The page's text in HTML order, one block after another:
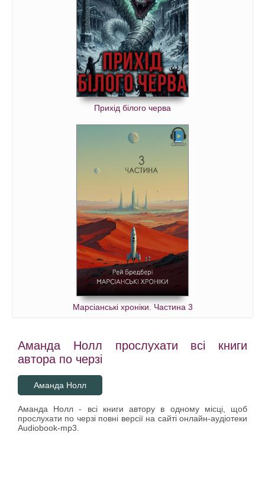
Прихід білого черва
Марсіанські хроніки. Частина 3
Аманда Нолл прослухати всі книги
автора по черзі
Аманда Нолл
Аманда Нолл - всі книги автору в одному місці, щоб
прослухати по черзі повні версії на сайті онлайн-аудіотеки
Audiobook-mp3.